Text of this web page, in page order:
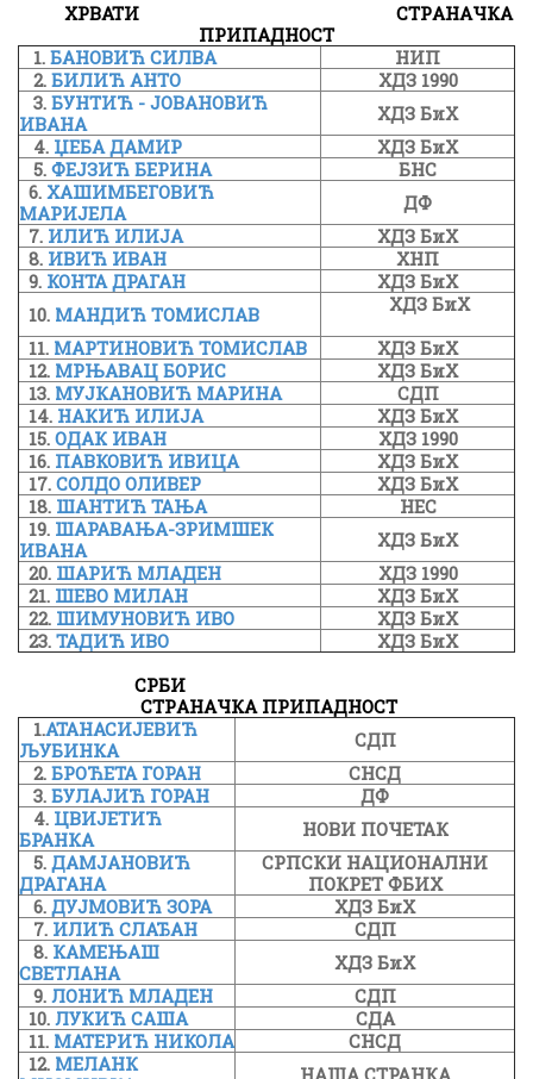
ХРВАТИ СТРAНAЧКА
ПРИПАДНОСТ
1. БАНОВИЋ СИЛВА
НИП
2. БИЛИЋ АНТО
ХДЗ 1990
3. БУНТИЋ - ЈОВАНОВИЋ
ИВАНА
ХДЗ БиХ
4. ЏЕБА ДАМИР
ХДЗ БиХ
5. ФЕЈЗИЋ БЕРИНА
БНС
6. ХАШИМБЕГОВИЋ
МАРИЈЕЛА
ДФ
7. ИЛИЋ ИЛИЈА
ХДЗ БиХ
8. ИВИЋ ИВАН
ХНП
9. КОНТА ДРАГАН
ХДЗ БиХ
10. МАНДИЋ ТОМИСЛАВ
ХДЗ БиХ
11. МАРТИНОВИЋ ТОМИСЛАВ
ХДЗ БиХ
12. МРЊАВАЦ БОРИС
ХДЗ БиХ
13. МУЈКАНОВИЋ МАРИНА
СДП
14. НАКИЋ ИЛИЈА
ХДЗ БиХ
15. ОДАК ИВАН
ХДЗ 1990
16. ПАВКОВИЋ ИВИЦА
ХДЗ БиХ
17. СОЛДО ОЛИВЕР
ХДЗ БиХ
18. ШАНТИЋ ТАЊА
НЕС
19. ШАРАВАЊА-ЗРИМШЕК
ИВАНА
ХДЗ БиХ
20. ШАРИЋ МЛАДЕН
ХДЗ 1990
21. ШЕВО МИЛАН
ХДЗ БиХ
22. ШИМУНОВИЋ ИВО
ХДЗ БиХ
23. ТАДИЋ ИВО
ХДЗ БиХ
СРБИ
СТРAНAЧКА ПРИПАДНОСТ
1.АТАНАСИЈЕВИЋ
ЉУБИНКА
СДП
2. БРОЋЕТА ГОРАН
СНСД
3. БУЛАЈИЋ ГОРАН
ДФ
4. ЦВИЈЕТИЋ
БРАНКА
НОВИ ПОЧЕТАК
5. ДАМЈАНОВИЋ
ДРАГАНА
СРПСКИ НАЦИОНАЛНИ
ПОКРЕТ ФБИХ
6. ДУЈМОВИЋ ЗОРА
ХДЗ БиХ
7. ИЛИЋ СЛАЂАН
СДП
8. КАМЕЊАШ
СВЕТЛАНА
ХДЗ БиХ
9. ЛОНИЋ МЛАДЕН
СДП
10. ЛУКИЋ САША
СДА
11. МАТЕРИЋ НИКОЛА
СНСД
12. МЕЛАНК
НАША СТРАНКА